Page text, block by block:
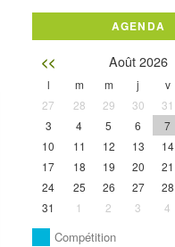
AGENDA
<< Août 2026
l m m j v
27
28 29 30 31
3
4 5 6 7
10
11 12 13 14
17
18 19 20 21
24
25 26 27 28
31
1 2 3 4
Compétition